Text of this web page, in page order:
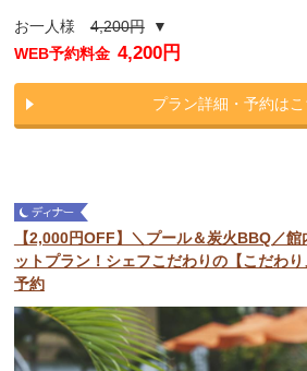
お一人様4,200円▼
WEB予約料金 4,200円
プラン詳細・予約はこ
【2,000円OFF】＼プール＆炭火BBQ／
ットプラン！シェフこだわりの【こだわ
予約